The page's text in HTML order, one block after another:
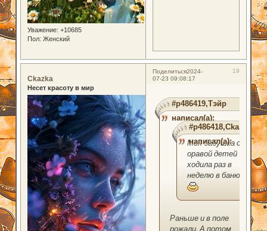
Уважение: +10685
Пол: Женский
Поделиться 19
2024-
07-23 09:08:17
Ckazka
Несет красоту в мир
#p486419,Тэйр
написал(а):
#p486418,Ckazka
написал(а):
Моя бабушка с
оравой детей
ходила раз в
неделю в баню))
Раньше и в поле
рожали. А потом